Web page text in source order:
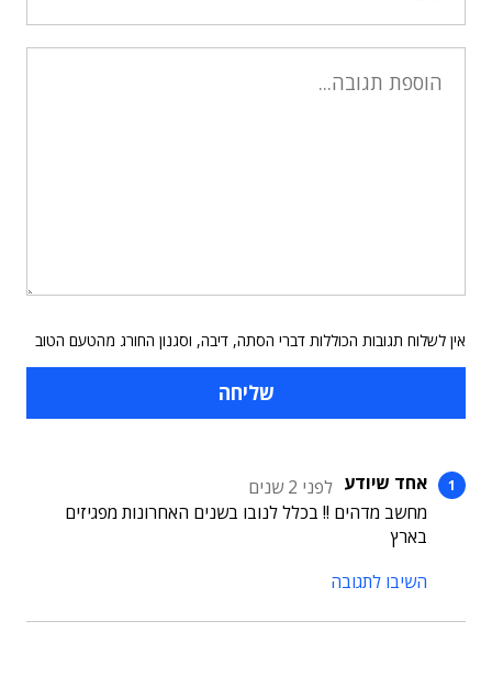
אין לשלוח תגובות הכוללות דברי הסתה, דיבה, וסגנון החורג מהטעם הטוב
אחד שיודע לפני 2 שנים
מחשב מדהים !! בכלל לנובו בשנים האחרונות מפגיזים
בארץ
השיבו לתגובה